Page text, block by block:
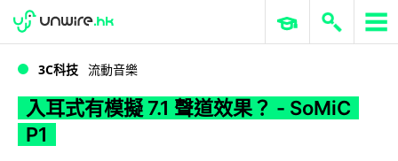
入耳式有模擬 7.1 聲道效果？ - SoMiC P1
WWDC 2026 ERP 與商業 AI
3C科技 流動音樂
入耳式有模擬 7.1 聲道效果？ - SoMiC
P1